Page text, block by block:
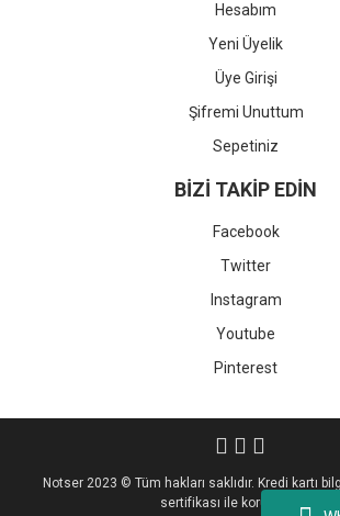
Hesabım
Yeni Üyelik
Üye Girişi
Şifremi Unuttum
Sepetiniz
BİZİ TAKİP EDİN
Facebook
Twitter
Instagram
Youtube
Pinterest
Notser 2023 © Tüm hakları saklıdır. Kredi kartı
sertifikası ile korunmaktadır.